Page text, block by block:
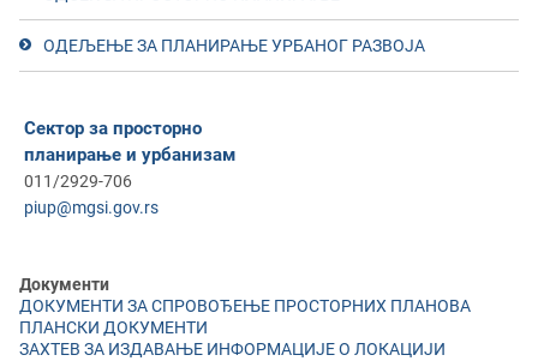
ОДЕЉЕЊЕ ЗА ПЛАНИРАЊЕ УРБАНОГ РАЗВОЈА
Сектор за просторно
планирање и урбанизам
011/2929-706
piup@mgsi.gov.rs
Документи
ДОКУМЕНТИ ЗА СПРОВОЂЕЊЕ ПРОСТОРНИХ ПЛАНОВА
ПЛАНСКИ ДОКУМЕНТИ
ЗАХТЕВ ЗА ИЗДАВАЊЕ ИНФОРМАЦИЈE О ЛОКАЦИЈИ